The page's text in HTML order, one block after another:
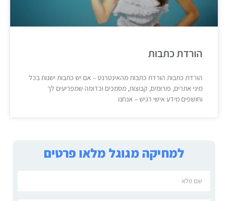
למחיקה מגוגל מלאו פרטים
הורדת כתבות
הורדת כתבות הורדת כתבות מהאינטרנט – אם יש כתבות ישנות בכל
מיני אתרים, פורומים, קבוצות, מסמכים וכדומה שמפריעים לך
וחושפים מידע אישי רגיש – אנחנו